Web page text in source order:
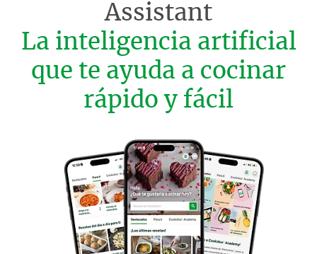
Assistant
La inteligencia artificial
que te ayuda a cocinar
rápido y fácil